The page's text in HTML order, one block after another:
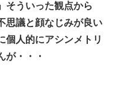
そういった観点から
思議と顔なじみが良い
個人的にアシンメトリ
が・・・